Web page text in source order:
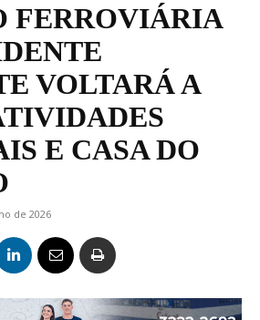
FERROVIÁRIA
VOLTARÁ A
E CASA DO
de 2026